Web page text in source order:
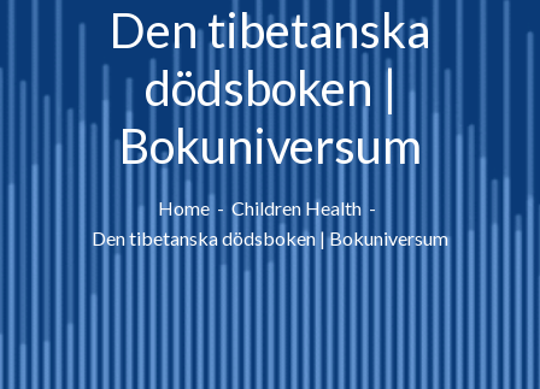
Den tibetanska
dödsboken |
Bokuniversum
Home
Children Health
Den tibetanska dödsboken | Bokuniversum